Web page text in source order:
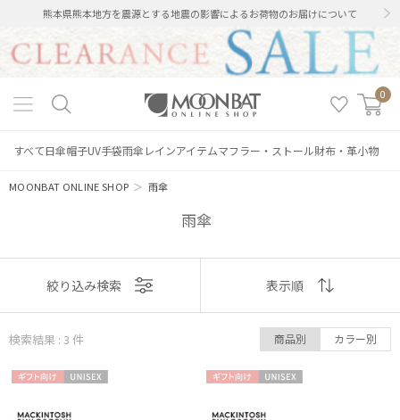
熊本県熊本地方を震源とする地震の影響によるお荷物のお届けについて
0
すべて日傘帽子UV手袋雨傘 レインアイテムマフラー・ストール財布・革小物
MOONBAT ONLINE SHOP ＞雨傘
雨傘
絞り込み
表示
おすすめ
絞り込み検索 表示順
検索結果 : 3 件 商品別 カラー別
向け
X
向け
X